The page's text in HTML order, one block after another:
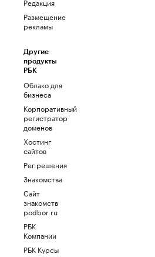
Размещение
рекламы
Другие
продукты
РБК
Облако для
бизнеса
Корпоративный
регистратор
доменов
Хостинг
сайтов
Рег.решения
Знакомства
Сайт
знакомств
podbor.ru
РБК
Компании
РБК Курсы